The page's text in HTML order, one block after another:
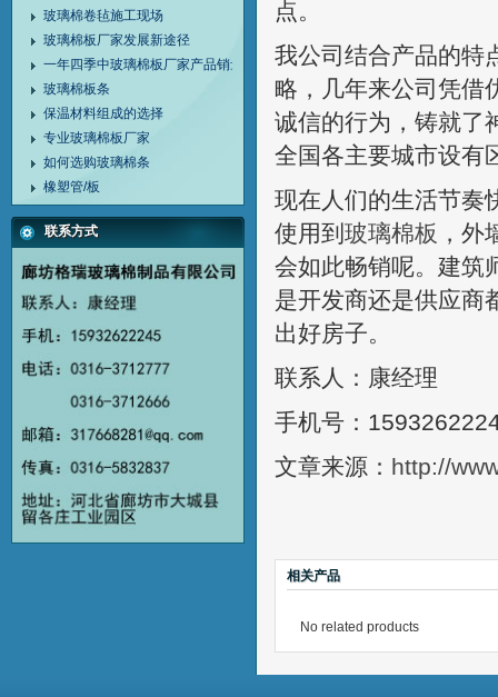
玻璃棉卷毡施工现场
玻璃棉板厂家发展新途径
一年四季中玻璃棉板厂家产品销量变化情况
玻璃棉板条
保温材料组成的选择
专业玻璃棉板厂家
如何选购玻璃棉条
橡塑管/板
联系方式
点。
我公司结合产品的特
略，几年来公司凭借
诚信的行为，铸就了
全国各主要城市设有
现在人们的生活节奏
使用到 玻璃棉板 ，
会如此畅销呢。建筑
是开发商还是供应商
出好房子。
联系人：康经理
手机号：
文章来源： http://
相关产品
No related products